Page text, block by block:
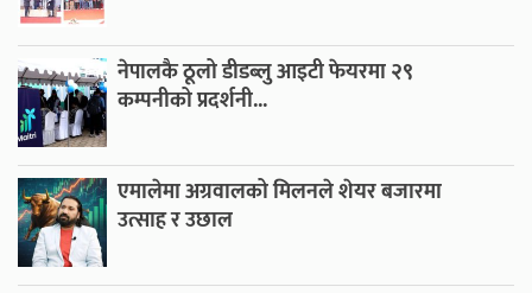
नेपालकै ठूलो डीडब्लु आइटी फेयरमा २९
कम्पनीको प्रदर्शनी...
एमालेमा अग्रवालको मिलनले शेयर बजारमा
उत्साह र उछाल